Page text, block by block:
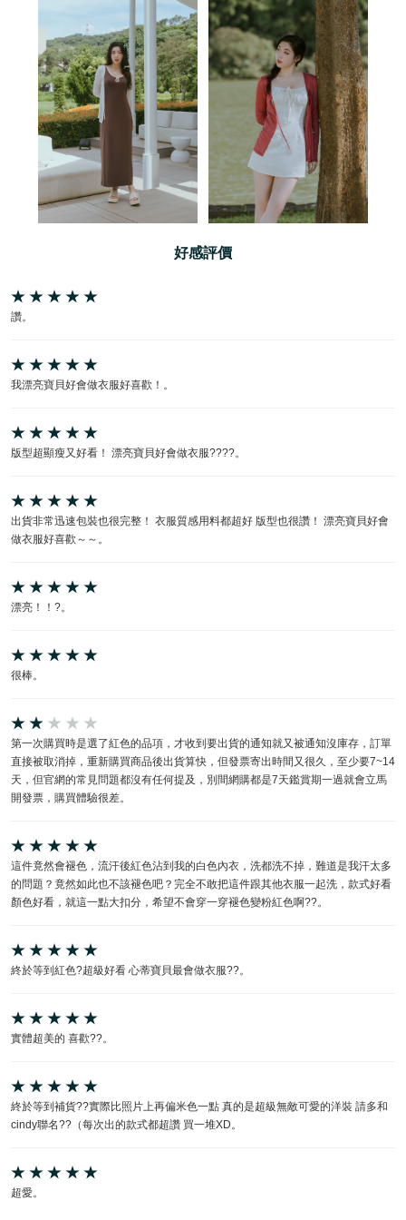
好感評價
讚。
我漂亮寶貝好會做衣服好喜歡！。
版型超顯瘦又好看！ 漂亮寶貝好會做衣服????。
出貨非常迅速包裝也很完整！ 衣服質感用料都超好 版型也很讚！ 漂亮寶貝好會
做衣服好喜歡～～。
漂亮！！?。
很棒。
第一次購買時是選了紅色的品項，才收到要出貨的通知就又被通知沒庫存，訂單
直接被取消掉，重新購買商品後出貨算快，但發票寄出時間又很久，至少要7~14
天，但官網的常見問題都沒有任何提及，別間網購都是7天鑑賞期一過就會立馬
開發票，購買體驗很差。
這件竟然會褪色，流汗後紅色沾到我的白色內衣，洗都洗不掉，難道是我汗太多
的問題？竟然如此也不該褪色吧？完全不敢把這件跟其他衣服一起洗，款式好看
顏色好看，就這一點大扣分，希望不會穿一穿褪色變粉紅色啊??。
終於等到紅色?超級好看 心蒂寶貝最會做衣服??。
實體超美的 喜歡??。
終於等到補貨??實際比照片上再偏米色一點 真的是超級無敵可愛的洋裝 請多和
cindy聯名??（每次出的款式都超讚 買一堆XD。
超愛。